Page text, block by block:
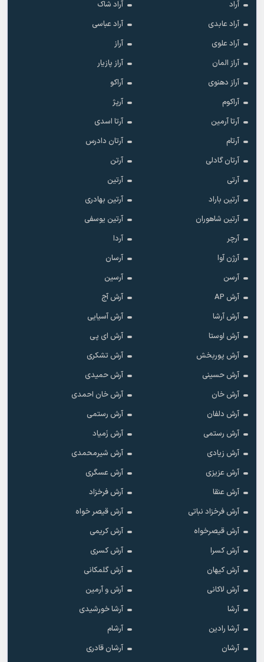
آراد
آراد شاک
آراد عابدی
آراد عباسی
آراد علوی
آراز
آراز المان
آراز پازیار
آراز دهنوی
آراکو
آراکوم
آرپژ
آرتا آرمین
آرتا اسدی
آرتام
آرتان دادرس
آرتان گادلی
آرتن
آرتی
آرتین
آرتین باراد
آرتین بهادری
آرتین شاهوران
آرتین یوسفی
آرچر
آردا
آرژن آوا
آرسان
آرسن
آرسین
آرش AP
آرش آج
آرش آرشا
آرش آسیایی
آرش اوستا
آرش ای پی
آرش پوربخش
آرش تشکری
آرش حسینی
آرش حمیدی
آرش خان
آرش خان احمدی
آرش دلفان
آرش رستمى
آرش رستمی
آرش زَمیاد
آرش زیادی
آرش شیرمحمدی
آرش عزیزی
آرش عسگری
آرش عنقا
آرش فرخزاد
آرش فرخزاد نباتی
آرش قیصر خواه
آرش قیصرخواه
آرش کریمی
آرش کسرا
آرش کسری
آرش کیهان
آرش گلمکانی
آرش لاکانی
آرش و آرمین
آرشا
آرشا خورشیدی
آرشا رادین
آرشام
آرشان
آرشان قادری